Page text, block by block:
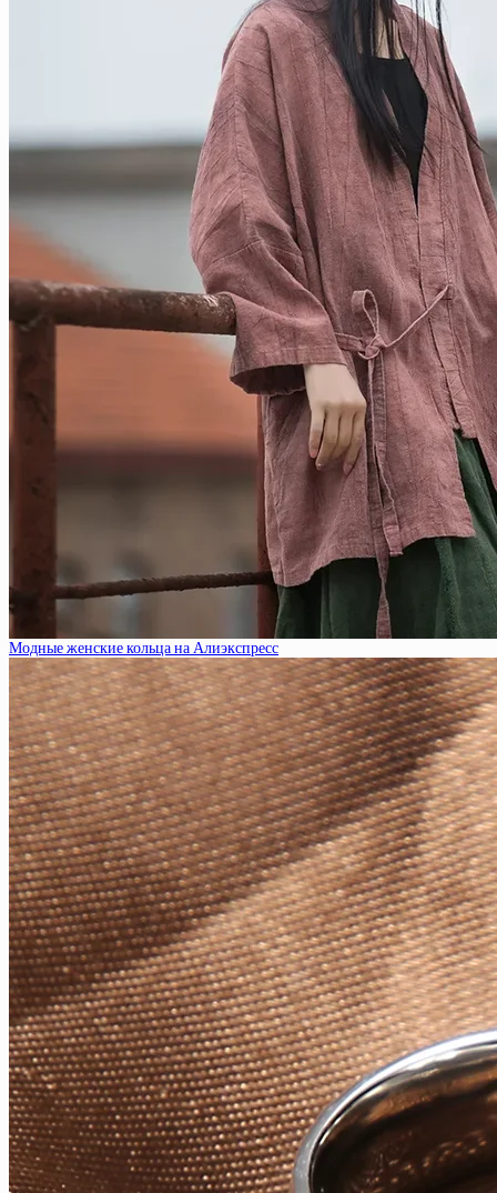
Модные женские кольца на Алиэкспресс